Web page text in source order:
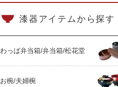
漆器アイテムから探す
わっぱ弁当箱/弁当箱/松花堂
お椀/夫婦椀